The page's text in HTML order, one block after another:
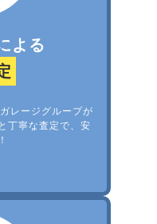
よる
レージグループが
丁寧な査定で、安